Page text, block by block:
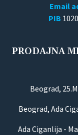
Email
PIB
PRODAJNA
Beograd,
Beograd, Ada
Ada Ciganlija -